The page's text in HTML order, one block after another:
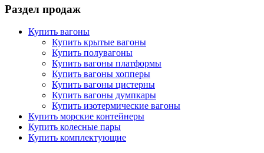
Раздел продаж
Купить вагоны
Купить крытые вагоны
Купить полувагоны
Купить вагоны платформы
Купить вагоны хопперы
Купить вагоны цистерны
Купить вагоны думпкары
Купить изотермические вагоны
Купить морские контейнеры
Купить колесные пары
Купить комплектующие